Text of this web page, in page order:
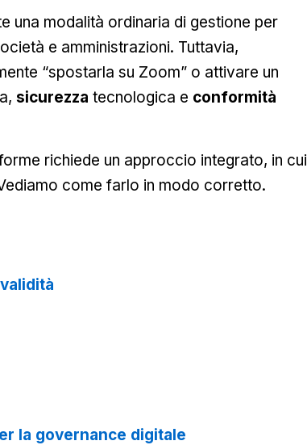
una modalità ordinaria di gestione per
e amministrazioni. Tuttavia,
“spostarla su Zoom” o attivare un
sicurezza tecnologica e conformità
richiede un approccio integrato, in cui
come farlo in modo corretto.
la governance digitale